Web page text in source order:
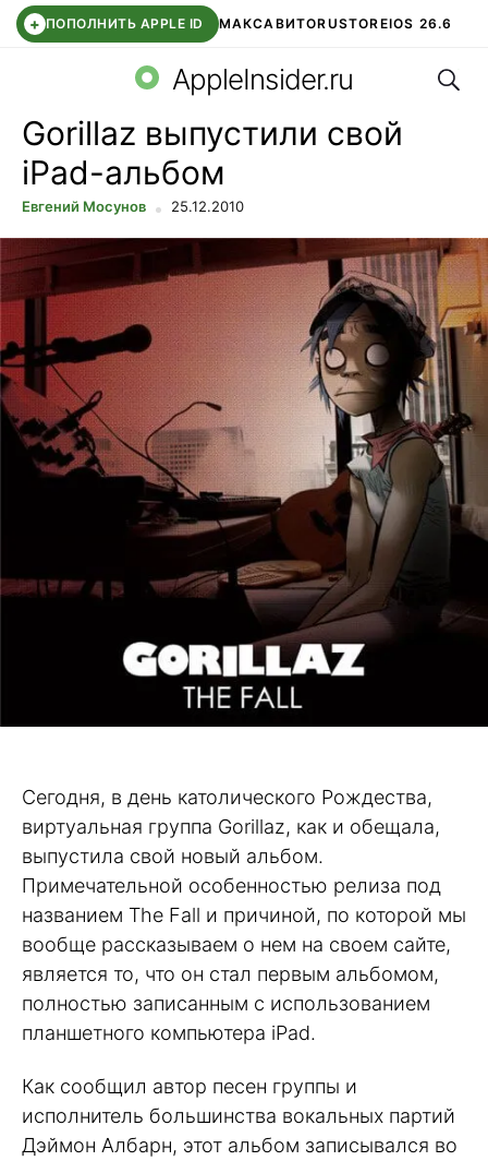
+ ПОПОЛНИТЬ APPLE ID МАКСАВИТОRUSTOREIOS 26.6
СБЕР КИДС ВТБ ОНЛАЙН ЧАТ В ROBLOX
AppleInsider.ru
Gorillaz выпустили свой
iPad-альбом
Евгений Мосунов 25.12.2010
Сегодня, в день католического Рождества,
виртуальная группа Gorillaz, как и обещала,
выпустила свой новый альбом.
Примечательной особенностью релиза под
названием The Fall и причиной, по которой мы
вообще рассказываем о нем на своем сайте,
является то, что он стал первым альбомом,
полностью записанным с использованием
планшетного компьютера iPad.
Как сообщил автор песен группы и
исполнитель большинства вокальных партий
Дэймон Албарн, этот альбом записывался во